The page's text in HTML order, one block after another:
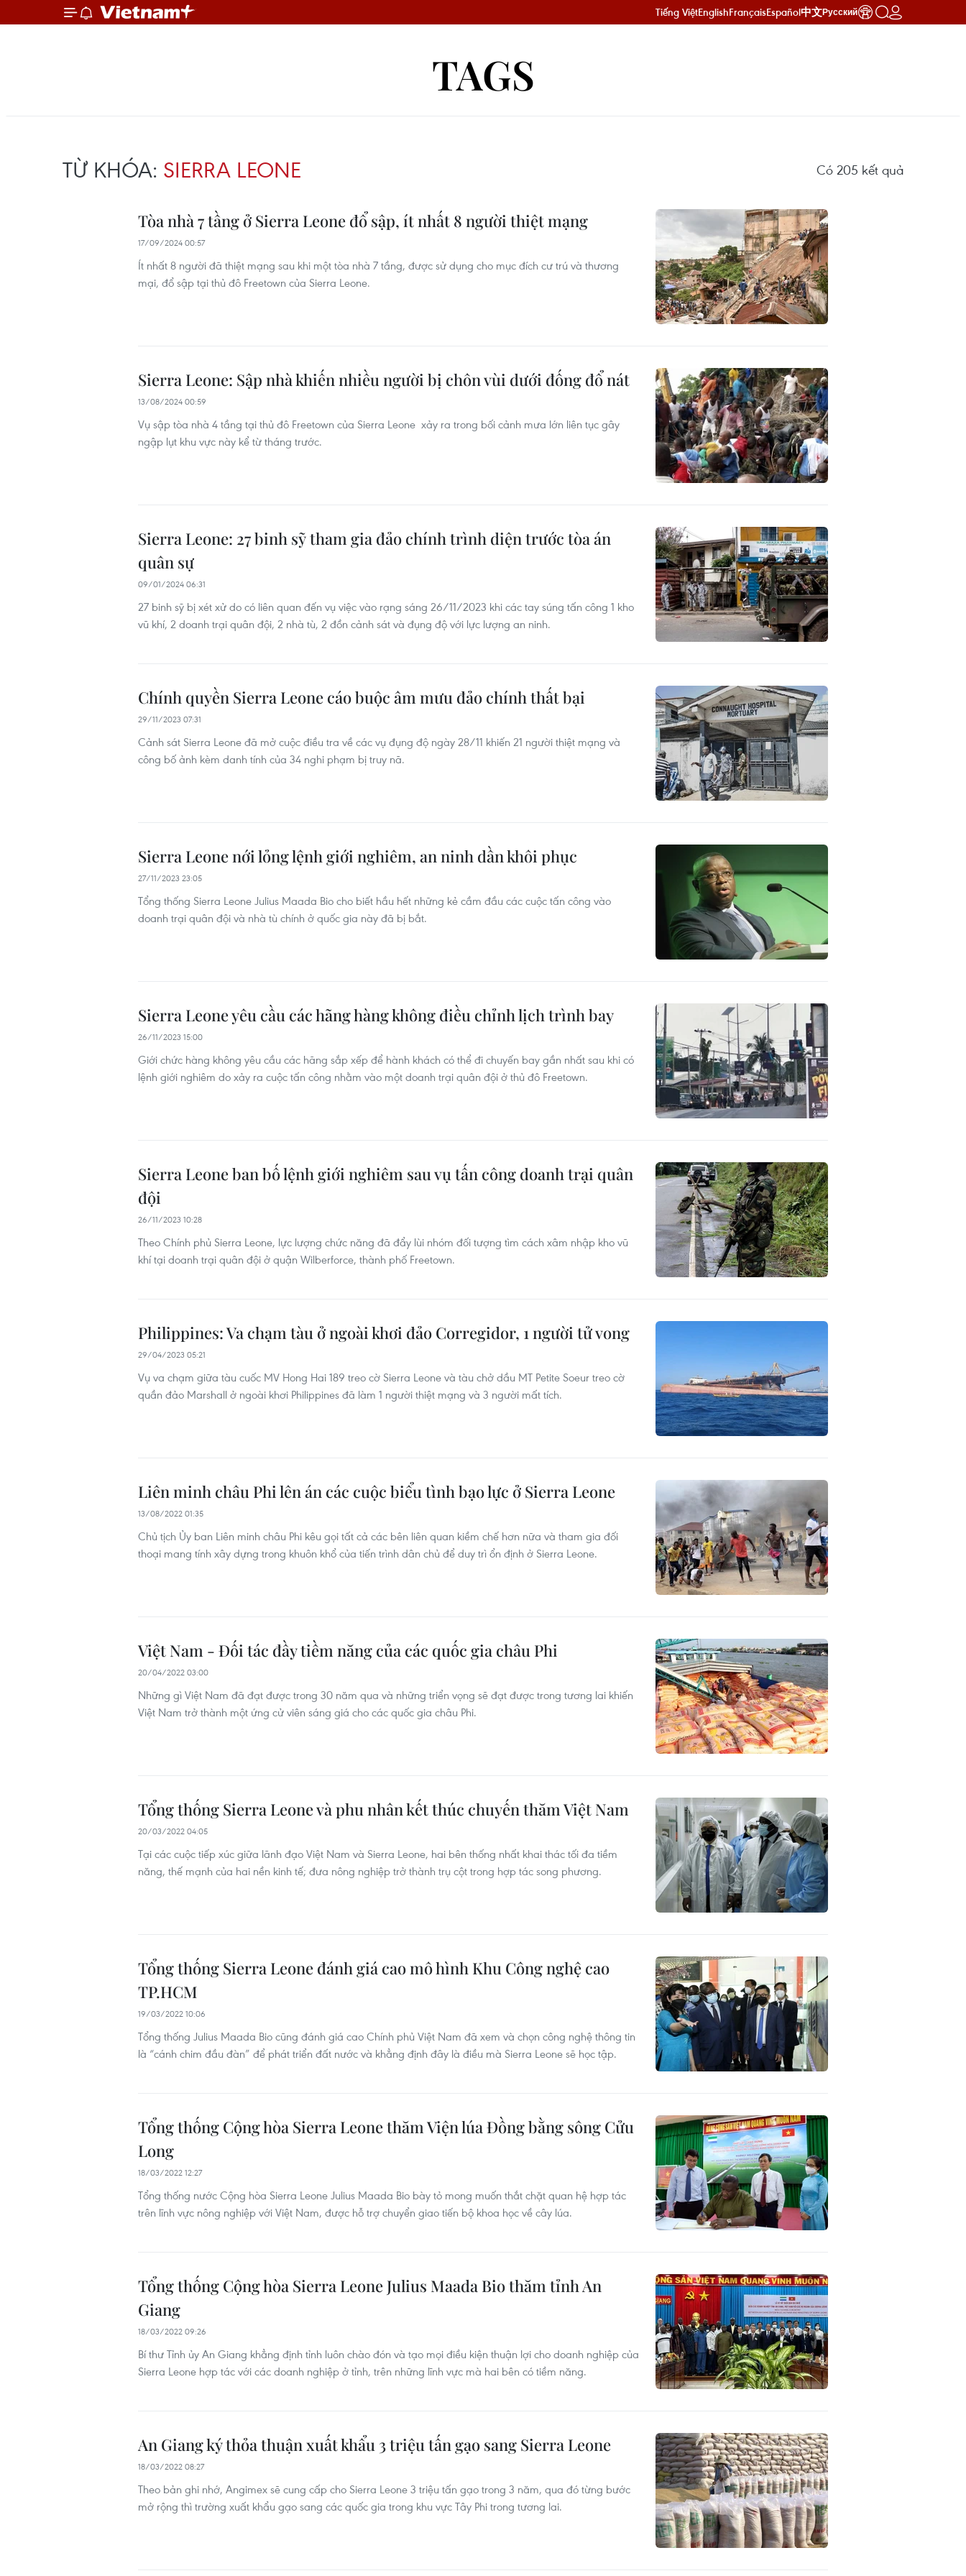
Tiếng ViệtEnglishFrançaisEspañol中文Русский
TAGS
TỪ KHÓA: SIERRA LEONE Có 205 kết quả
Tòa nhà 7 tầng ở Sierra Leone đổ sập, ít nhất 8 người thiệt mạng
17/09/2024 00:57
Ít nhất 8 người đã thiệt mạng sau khi một tòa nhà 7 tầng, được sử dụng cho mục đích cư trú và thương
mại, đổ sập tại thủ đô Freetown của Sierra Leone.
Sierra Leone: Sập nhà khiến nhiều người bị chôn vùi dưới đống đổ nát
13/08/2024 00:59
Vụ sập tòa nhà 4 tầng tại thủ đô Freetown của Sierra Leone xảy ra trong bối cảnh mưa lớn liên tục gây
ngập lụt khu vực này kể từ tháng trước.
Sierra Leone: 27 binh sỹ tham gia đảo chính trình diện trước tòa án
quân sự
09/01/2024 06:31
27 binh sỹ bị xét xử do có liên quan đến vụ việc vào rạng sáng 26/11/2023 khi các tay súng tấn công 1 kho
vũ khí, 2 doanh trại quân đội, 2 nhà tù, 2 đồn cảnh sát và đụng độ với lực lượng an ninh.
Chính quyền Sierra Leone cáo buộc âm mưu đảo chính thất bại
29/11/2023 07:31
Cảnh sát Sierra Leone đã mở cuộc điều tra về các vụ đụng độ ngày 28/11 khiến 21 người thiệt mạng và
công bố ảnh kèm danh tính của 34 nghi phạm bị truy nã.
Sierra Leone nới lỏng lệnh giới nghiêm, an ninh dần khôi phục
27/11/2023 23:05
Tổng thống Sierra Leone Julius Maada Bio cho biết hầu hết những kẻ cầm đầu các cuộc tấn công vào
doanh trại quân đội và nhà tù chính ở quốc gia này đã bị bắt.
Sierra Leone yêu cầu các hãng hàng không điều chỉnh lịch trình bay
26/11/2023 15:00
Giới chức hàng không yêu cầu các hãng sắp xếp để hành khách có thể đi chuyến bay gần nhất sau khi có
lệnh giới nghiêm do xảy ra cuộc tấn công nhằm vào một doanh trại quân đội ở thủ đô Freetown.
Sierra Leone ban bố lệnh giới nghiêm sau vụ tấn công doanh trại quân
đội
26/11/2023 10:28
Theo Chính phủ Sierra Leone, lực lượng chức năng đã đẩy lùi nhóm đối tượng tìm cách xâm nhập kho vũ
khí tại doanh trại quân đội ở quận Wilberforce, thành phố Freetown.
Philippines: Va chạm tàu ở ngoài khơi đảo Corregidor, 1 người tử vong
29/04/2023 05:21
Vụ va chạm giữa tàu cuốc MV Hong Hai 189 treo cờ Sierra Leone và tàu chở dầu MT Petite Soeur treo cờ
quần đảo Marshall ở ngoài khơi Philippines đã làm 1 người thiệt mạng và 3 người mất tích.
Liên minh châu Phi lên án các cuộc biểu tình bạo lực ở Sierra Leone
13/08/2022 01:35
Chủ tịch Ủy ban Liên minh châu Phi kêu gọi tất cả các bên liên quan kiềm chế hơn nữa và tham gia đối
thoại mang tính xây dựng trong khuôn khổ của tiến trình dân chủ để duy trì ổn định ở Sierra Leone.
Việt Nam - Đối tác đầy tiềm năng của các quốc gia châu Phi
20/04/2022 03:00
Những gì Việt Nam đã đạt được trong 30 năm qua và những triển vọng sẽ đạt được trong tương lai khiến
Việt Nam trở thành một ứng cử viên sáng giá cho các quốc gia châu Phi.
Tổng thống Sierra Leone và phu nhân kết thúc chuyến thăm Việt Nam
20/03/2022 04:05
Tại các cuộc tiếp xúc giữa lãnh đạo Việt Nam và Sierra Leone, hai bên thống nhất khai thác tối đa tiềm
năng, thế mạnh của hai nền kinh tế; đưa nông nghiệp trở thành trụ cột trong hợp tác song phương.
Tổng thống Sierra Leone đánh giá cao mô hình Khu Công nghệ cao
TP.HCM
19/03/2022 10:06
Tổng thống Julius Maada Bio cũng đánh giá cao Chính phủ Việt Nam đã xem và chọn công nghệ thông tin
là “cánh chim đầu đàn” để phát triển đất nước và khẳng định đây là điều mà Sierra Leone sẽ học tập.
Tổng thống Cộng hòa Sierra Leone thăm Viện lúa Đồng bằng sông Cửu
Long
18/03/2022 12:27
Tổng thống nước Cộng hòa Sierra Leone Julius Maada Bio bày tỏ mong muốn thắt chặt quan hệ hợp tác
trên lĩnh vực nông nghiệp với Việt Nam, được hỗ trợ chuyển giao tiến bộ khoa học về cây lúa.
Tổng thống Cộng hòa Sierra Leone Julius Maada Bio thăm tỉnh An
Giang
18/03/2022 09:26
Bí thư Tỉnh ủy An Giang khẳng định tỉnh luôn chào đón và tạo mọi điều kiện thuận lợi cho doanh nghiệp của
Sierra Leone hợp tác với các doanh nghiệp ở tỉnh, trên những lĩnh vực mà hai bên có tiềm năng.
An Giang ký thỏa thuận xuất khẩu 3 triệu tấn gạo sang Sierra Leone
18/03/2022 08:27
Theo bản ghi nhớ, Angimex sẽ cung cấp cho Sierra Leone 3 triệu tấn gạo trong 3 năm, qua đó từng bước
mở rộng thì trường xuất khẩu gạo sang các quốc gia trong khu vực Tây Phi trong tương lai.